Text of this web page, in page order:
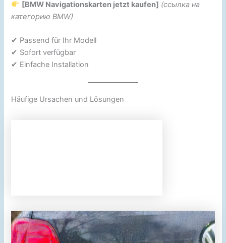
[BMW Navigationskarten jetzt kaufen] (ссылка на
категорию BMW)
✔ Passend für Ihr Modell
✔ Sofort verfügbar
✔ Einfache Installation
Häufige Ursachen und Lösungen